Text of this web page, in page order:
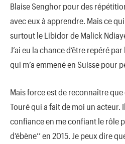
Blaise Senghor pour des
avec eux à apprendre. Mais ce qui
surtout le Libidor de Malick
J’ai eu la chance d’être repéré
qui m’a emmené en Suisse pour
Mais force est de reconnaître que
Touré qui a fait de moi un acteur.
confiance en me confiant le rôle
d’ébène’’ en 2015. Je peux dire